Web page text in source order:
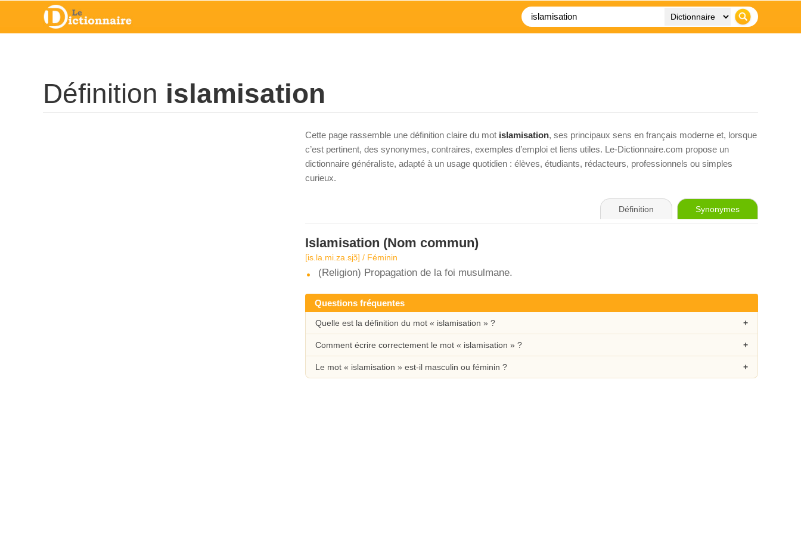
Définition islamisation
Cette page rassemble une définition claire du mot islamisation, ses principaux sens en français moderne et, lorsque
c’est pertinent, des synonymes, contraires, exemples d’emploi et liens utiles. Le-Dictionnaire.com propose un
dictionnaire généraliste, adapté à un usage quotidien : élèves, étudiants, rédacteurs, professionnels ou simples
curieux.
Définition Synonymes
Islamisation (Nom commun)
[is.la.mi.za.sjɔ̃] / Féminin
(Religion) Propagation de la foi musulmane.
Questions fréquentes
Quelle est la définition du mot « islamisation » ?
Comment écrire correctement le mot « islamisation » ?
Le mot « islamisation » est-il masculin ou féminin ?